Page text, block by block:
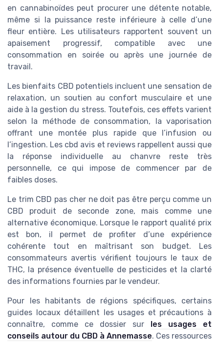
en cannabinoïdes peut procurer une détente notable,
même si la puissance reste inférieure à celle d’une
fleur entière. Les utilisateurs rapportent souvent un
apaisement progressif, compatible avec une
consommation en soirée ou après une journée de
travail.
Les bienfaits CBD potentiels incluent une sensation de
relaxation, un soutien au confort musculaire et une
aide à la gestion du stress. Toutefois, ces effets varient
selon la méthode de consommation, la vaporisation
offrant une montée plus rapide que l’infusion ou
l’ingestion. Les cbd avis et reviews rappellent aussi que
la réponse individuelle au chanvre reste très
personnelle, ce qui impose de commencer par de
faibles doses.
Le trim CBD pas cher ne doit pas être perçu comme un
CBD produit de seconde zone, mais comme une
alternative économique. Lorsque le rapport qualité prix
est bon, il permet de profiter d’une expérience
cohérente tout en maîtrisant son budget. Les
consommateurs avertis vérifient toujours le taux de
THC, la présence éventuelle de pesticides et la clarté
des informations fournies par le vendeur.
Pour les habitants de régions spécifiques, certains
guides locaux détaillent les usages et précautions à
connaître, comme ce dossier sur les usages et
conseils autour du CBD à Annemasse. Ces ressources